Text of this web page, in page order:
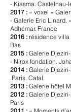
- Kiasma. Castelnau-
2017 : « voxel »
- Galerie Eric Linard.
Adhémar. France
2016 : résidence villa
Bas
2015 : Galerie
- Nirox fondation.
2014 : Galerie
.Paris. Catal.
2013 : Galerie hôtel
2012 : Galerie
Paris